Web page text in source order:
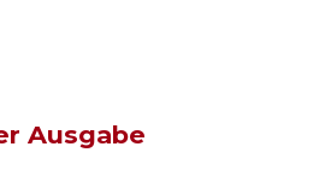
Ausgabe